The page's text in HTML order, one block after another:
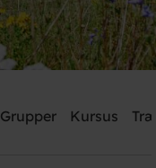
Grupper Kursus